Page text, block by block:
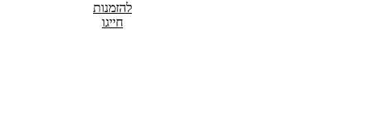
להזמנות
חייגו